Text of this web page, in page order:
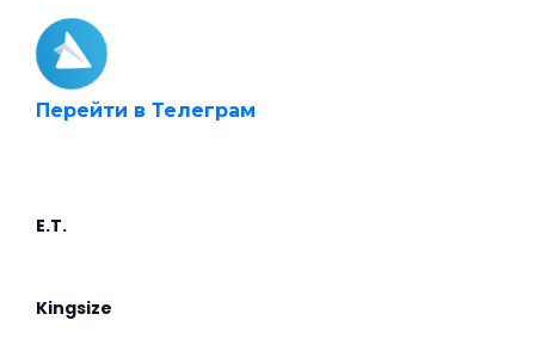
Перейти в Телеграм
E.T.
Kingsize